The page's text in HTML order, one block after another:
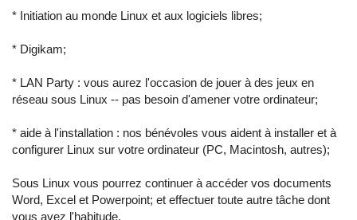
* Initiation au monde Linux et aux logiciels libres;
* Digikam;
* LAN Party : vous aurez l'occasion de jouer à des jeux en
réseau sous Linux -- pas besoin d'amener votre ordinateur;
* aide à l'installation : nos bénévoles vous aident à installer et à
configurer Linux sur votre ordinateur (PC, Macintosh, autres);
Sous Linux vous pourrez continuer à accéder vos documents
Word, Excel et Powerpoint; et effectuer toute autre tâche dont
vous avez l'habitude.